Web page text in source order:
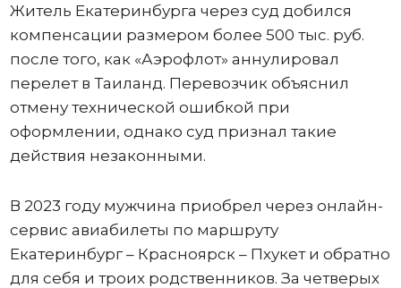
Житель Екатеринбурга через суд добился
компенсации размером более 500 тыс. руб.
после того, как «Аэрофлот» аннулировал
перелет в Таиланд. Перевозчик объяснил
отмену технической ошибкой при
оформлении, однако суд признал такие
действия незаконными.
В 2023 году мужчина приобрел через онлайн-
сервис авиабилеты по маршруту
Екатеринбург – Красноярск – Пхукет и обратно
для себя и троих родственников. За четверых